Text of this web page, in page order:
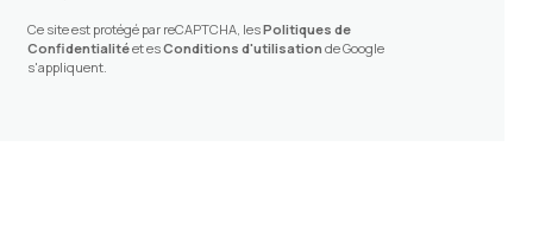
Ce site est protégé par reCAPTCHA, lesPolitiques de
Confidentialitéet esConditions d'utilisation de Google
s'appliquent.